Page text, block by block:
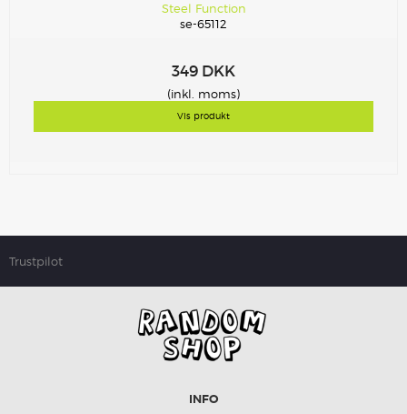
Steel Function
se-65112
349 DKK
(inkl. moms)
Vis produkt
Trustpilot
INFO